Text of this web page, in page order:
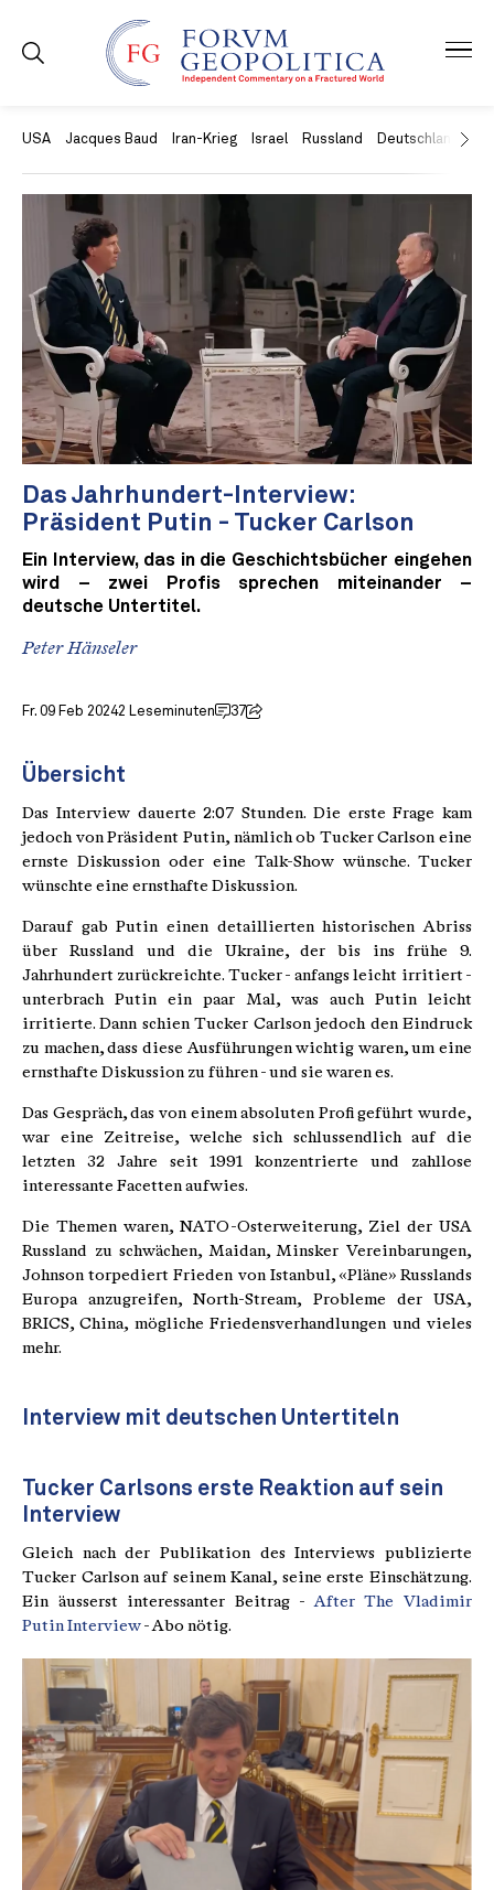
USA Jacques Baud Iran-Krieg Israel Russland Deutschland
Das Jahrhundert-Interview:
Präsident Putin - Tucker Carlson
Ein Interview, das in die Geschichtsbücher eingehen
wird – zwei Profis sprechen miteinander –
deutsche Untertitel.
Peter Hänseler
Fr. 09 Feb 20242 Leseminuten 37
Übersicht
Das Interview dauerte 2:07 Stunden. Die erste Frage kam
jedoch von Präsident Putin, nämlich ob Tucker Carlson eine
ernste Diskussion oder eine Talk-Show wünsche. Tucker
wünschte eine ernsthafte Diskussion.
Darauf gab Putin einen detaillierten historischen Abriss
über Russland und die Ukraine, der bis ins frühe 9.
Jahrhundert zurückreichte. Tucker - anfangs leicht irritiert -
unterbrach Putin ein paar Mal, was auch Putin leicht
irritierte. Dann schien Tucker Carlson jedoch den Eindruck
zu machen, dass diese Ausführungen wichtig waren, um eine
ernsthafte Diskussion zu führen - und sie waren es.
Das Gespräch, das von einem absoluten Profi geführt wurde,
war eine Zeitreise, welche sich schlussendlich auf die
letzten 32 Jahre seit 1991 konzentrierte und zahllose
interessante Facetten aufwies.
Die Themen waren, NATO-Osterweiterung, Ziel der USA
Russland zu schwächen, Maidan, Minsker Vereinbarungen,
Johnson torpediert Frieden von Istanbul, «Pläne» Russlands
Europa anzugreifen, North-Stream, Probleme der USA,
BRICS, China, mögliche Friedensverhandlungen und vieles
mehr.
Interview mit deutschen Untertiteln
Tucker Carlsons erste Reaktion auf sein
Interview
Gleich nach der Publikation des Interviews publizierte
Tucker Carlson auf seinem Kanal, seine erste Einschätzung.
Ein äusserst interessanter Beitrag - After The Vladimir
Putin Interview - Abo nötig.